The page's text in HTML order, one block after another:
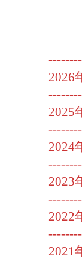
2026
2025
2024
2023
2022
2021